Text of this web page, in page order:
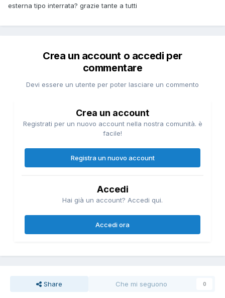
esterna tipo interrata? grazie tante a tutti
Crea un account o accedi per
commentare
Devi essere un utente per poter lasciare un commento
Crea un account
Registrati per un nuovo account nella nostra comunità. è
facile!
Registra un nuovo account
Accedi
Hai già un account? Accedi qui.
Accedi ora
Share Che mi seguono 0